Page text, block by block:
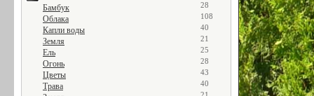
Бамбук 28
Облака 108
Капли воды 40
Земля 21
Ель 25
Огонь 28
Цветы 43
Трава 40